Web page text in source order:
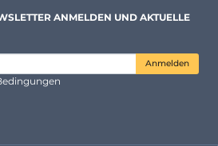
ANMELDEN UND AKTUELLE
Anmelden